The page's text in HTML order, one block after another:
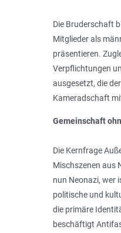
Die Bruderschaft
Mitglieder als
präsentieren.
Verpflichtungen
ausgesetzt, die
Kameradschaft
Gemeinschaft
Die Kernfrage
Mischszenen aus
nun Neonazi, wer
politische und
die primäre
beschäftigt